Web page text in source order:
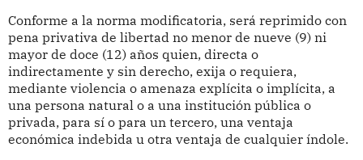
Conforme a la norma modificatoria, será reprimido con
pena privativa de libertad no menor de nueve (9) ni
mayor de doce (12) años quien, directa o
indirectamente y sin derecho, exija o requiera,
mediante violencia o amenaza explícita o implícita, a
una persona natural o a una institución pública o
privada, para sí o para un tercero, una ventaja
económica indebida u otra ventaja de cualquier índole.